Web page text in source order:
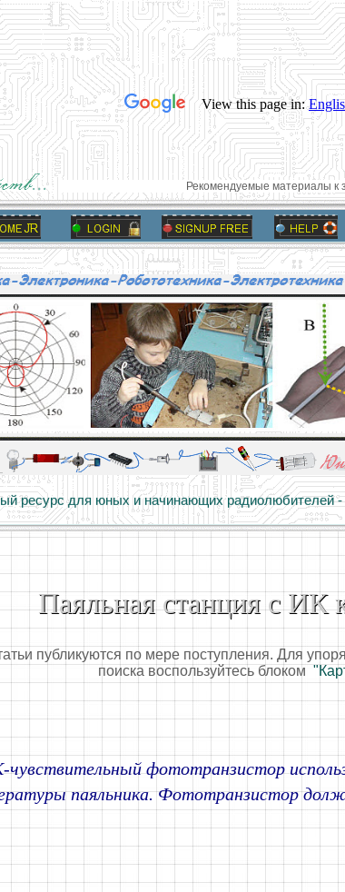
Рекомендуемые материалы к
ресурс для юных и начинающих радиолюбителей
материалы и опыт профессионалов - Basics of
Паяльная станция с ИК
публикуются по мере поступления. Для
поиска воспользуйтесь блоком
чувствительный фототранзистор
паяльника. Фототранзистор